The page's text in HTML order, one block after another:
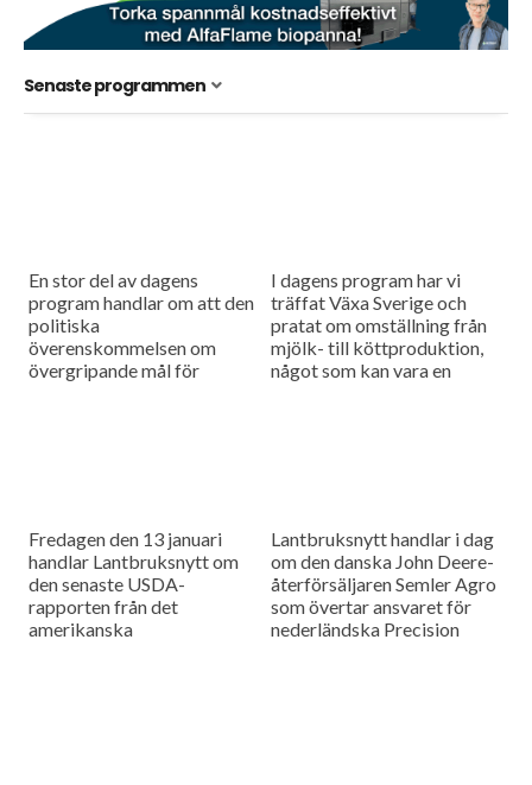
Senaste programmen
En stor del av dagens
program handlar om att den
politiska
överenskommelsen om
övergripande mål för
I dagens program har vi
träffat Växa Sverige och
pratat om omställning från
mjölk- till köttproduktion,
något som kan vara en
Fredagen den 13 januari
handlar Lantbruksnytt om
den senaste USDA-
rapporten från det
amerikanska
Lantbruksnytt handlar i dag
om den danska John Deere-
återförsäljaren Semler Agro
som övertar ansvaret för
nederländska Precision